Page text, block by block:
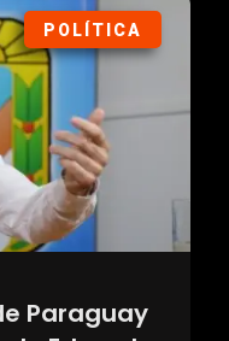
POLÍTICA
Paraguay